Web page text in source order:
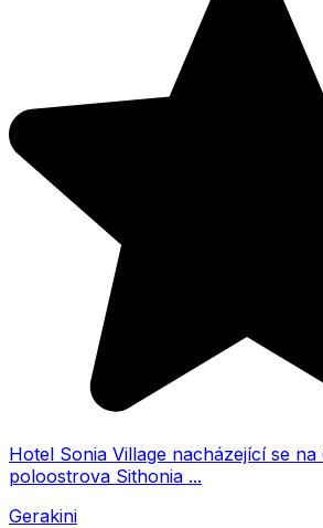
Hotel Sonia Village nacházející se na
poloostrova Sithonia ...
Gerakini